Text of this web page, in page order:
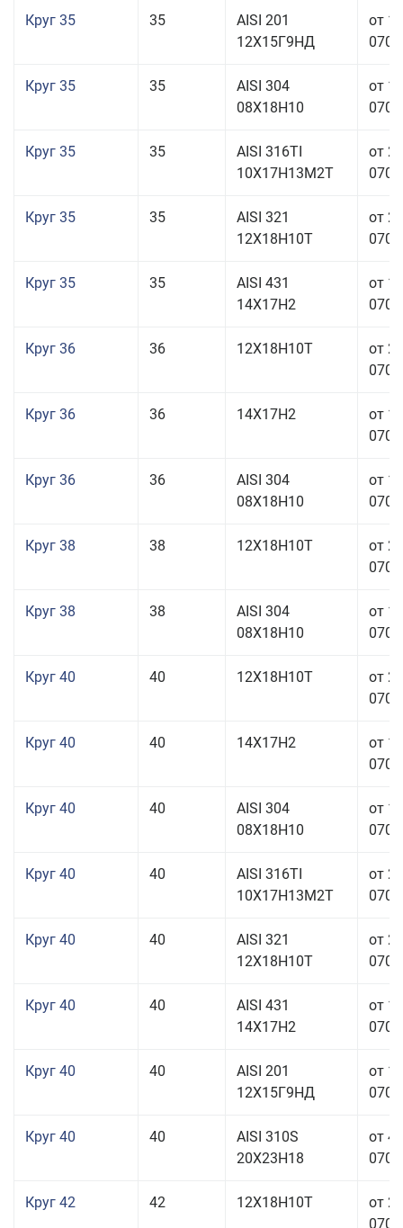
Круг 35 35
AISI 201
12Х15Г9НД
от
Круг 35 35
AISI 304
08Х18Н10
от
Круг 35 35
AISI 316TI
10Х17Н13М2Т
от
Круг 35 35
AISI 321
12Х18Н10Т
от
Круг 35 35
AISI 431
14Х17Н2
от
Круг 36 36 12Х18Н10Т
от
Круг 36 36 14Х17Н2
от
Круг 36 36
AISI 304
08Х18Н10
от
Круг 38 38 12Х18Н10Т
от
Круг 38 38
AISI 304
08Х18Н10
от
Круг 40 40 12Х18Н10Т
от
Круг 40 40 14Х17Н2
от
Круг 40 40
AISI 304
08Х18Н10
от
Круг 40 40
AISI 316TI
10Х17Н13М2Т
от
Круг 40 40
AISI 321
12Х18Н10Т
от
Круг 40 40
AISI 431
14Х17Н2
от
Круг 40 40
AISI 201
12Х15Г9НД
от
Круг 40 40
AISI 310S
20Х23Н18
от
Круг 42 42 12Х18Н10Т
от